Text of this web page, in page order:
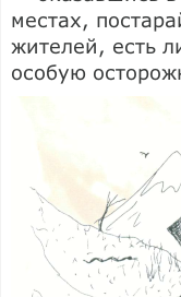
местах,
жителей, есть
особую